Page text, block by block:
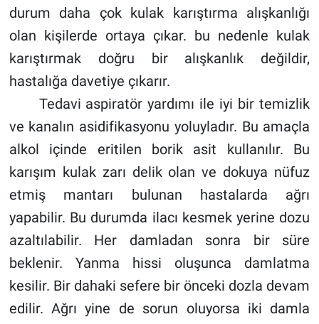
durum daha çok kulak karıştırma alışkanlığı
olan kişilerde ortaya çıkar. bu nedenle kulak
karıştırmak doğru bir alışkanlık değildir,
hastalığa davetiye çıkarır.
Tedavi aspiratör yardımı ile iyi bir temizlik
ve kanalın asidifikasyonu yoluyladır. Bu amaçla
alkol içinde eritilen borik asit kullanılır. Bu
karışım kulak zarı delik olan ve dokuya nüfuz
etmiş mantarı bulunan hastalarda ağrı
yapabilir. Bu durumda ilacı kesmek yerine dozu
azaltılabilir. Her damladan sonra bir süre
beklenir. Yanma hissi oluşunca damlatma
kesilir. Bir dahaki sefere bir önceki dozla devam
edilir. Ağrı yine de sorun oluyorsa iki damla